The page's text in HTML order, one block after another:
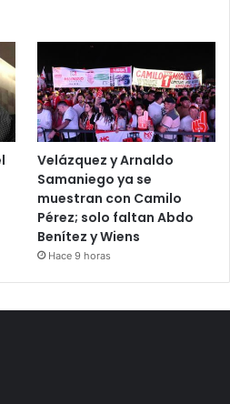
Velázquez y Arnaldo
Samaniego ya se
muestran con Camilo
Pérez; solo faltan Abdo
Benítez y Wiens
Hace 9 horas